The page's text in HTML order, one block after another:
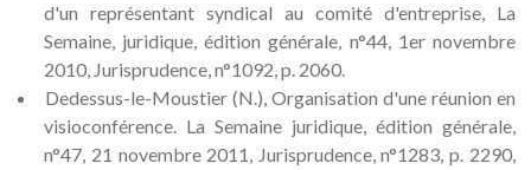
d'un représentant syndical au comité d'entreprise, La
Semaine, juridique, édition générale, n°44, 1er novembre
2010, Jurisprudence, n°1092, p. 2060.
Dedessus-le-Moustier (N.), Organisation d'une réunion en
visioconférence. La Semaine juridique, édition générale,
n°47, 21 novembre 2011, Jurisprudence, n°1283, p. 2290,